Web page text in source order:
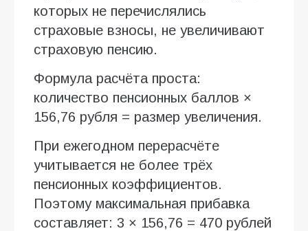
которых не перечислялись
страховые взносы, не увеличивают
страховую пенсию.
Формула расчёта проста:
количество пенсионных баллов ×
156,76 рубля = размер увеличения.
При ежегодном перерасчёте
учитывается не более трёх
пенсионных коэффициентов.
Поэтому максимальная прибавка
составляет: 3 × 156,76 = 470 рублей